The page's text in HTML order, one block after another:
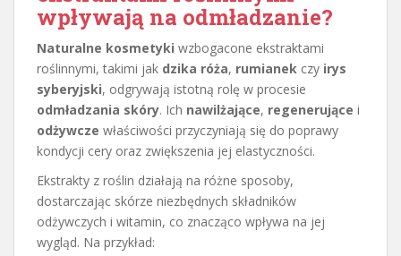
wpływają na odmładzanie?
Naturalne kosmetyki wzbogacone ekstraktami
roślinnymi, takimi jak dzika róża, rumianek czy irys
syberyjski, odgrywają istotną rolę w procesie
odmładzania skóry. Ich nawilżające, regenerujące i
odżywcze właściwości przyczyniają się do poprawy
kondycji cery oraz zwiększenia jej elastyczności.
Ekstrakty z roślin działają na różne sposoby,
dostarczając skórze niezbędnych składników
odżywczych i witamin, co znacząco wpływa na jej
wygląd. Na przykład: